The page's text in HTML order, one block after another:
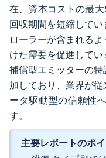
在、資本コストの最
回収期間を短縮して
ローラーが含まれる
けた需要を促進して
補償型エミッターの特
加しており、業界が
ータ駆動型の信頼性
す。
主要レポートのポ